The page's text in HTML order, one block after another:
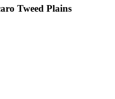
Tweed Plains